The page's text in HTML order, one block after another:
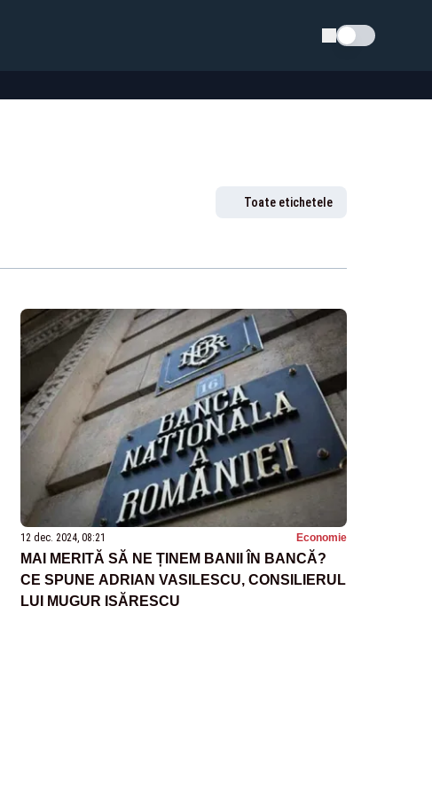
Schimba tema
Toate etichetele
12 dec. 2024, 08:21 Economie
MAI MERITĂ SĂ NE ȚINEM BANII ÎN BANCĂ?
CE SPUNE ADRIAN VASILESCU, CONSILIERUL
LUI MUGUR ISĂRESCU